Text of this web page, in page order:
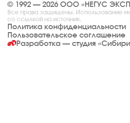
© 1992 — 2026 ООО «НЕГУС
Все права защищены. Использование
со ссылкой на источник.
Политика конфиденциальности
Пользовательское соглашение
Разработка — студия